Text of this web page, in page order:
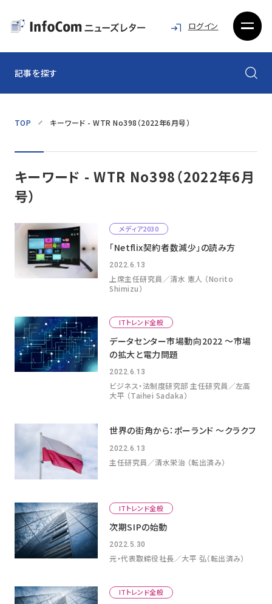
ログイン
記事を探す
TOP キーワード - WTR No398（2022年6月号）
キーワード - WTR No398（2022年6月
号）
メディア2030
「Netflix契約者数減少」の読み方
2022.6.13
上席主任研究員／清水 憲人 （Norito
Shimizu）
ITトレンド全般
データセンター市場動向2022 ～市場
の拡大と電力問題
2022.6.13
ビジネス・法制度研究部 主任研究員／左高
大平 （Taihei Sadaka）
世界の街角から：ポーランド ～クラクフ
2022.6.13
主任研究員／清水栄治 （転出済み）
ITトレンド全般
次期SIPの始動
2022.5.30
元・代表取締役社長／大平 弘（転出済み）
ITトレンド全般